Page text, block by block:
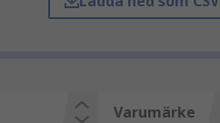
position sensorn behöver
nivåmätning. De
Varumärke